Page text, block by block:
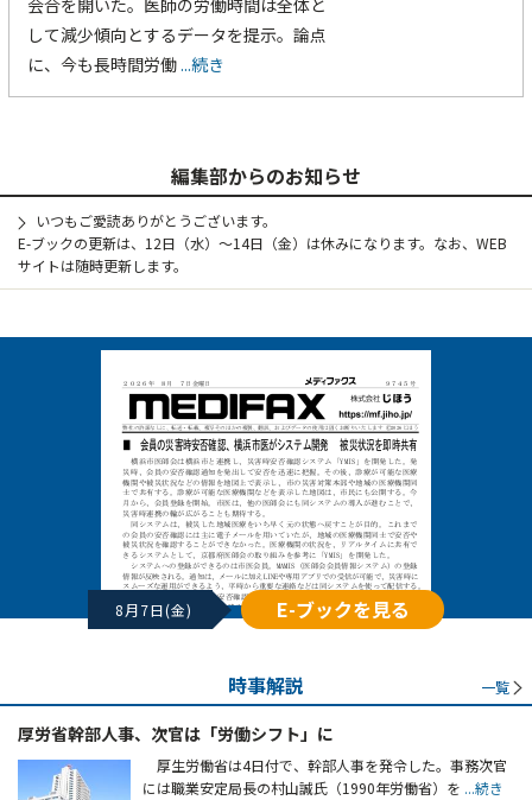
会合を開いた。医師の労働時間は全体と
して減少傾向とするデータを提示。論点
に、今も長時間労働...続き
編集部からのお知らせ
いつもご愛読ありがとうございます。
E-ブックの更新は、12日（水）～14日（金）は休みになります。なお、WEB
サイトは随時更新します。
8月7日(金) E-ブックを見る
時事解説 一覧
厚労省幹部人事、次官は「労働シフト」に
厚生労働省は4日付で、幹部人事を発令した。事務次官
には職業安定局長の村山誠氏（1990年労働省）を ...続き